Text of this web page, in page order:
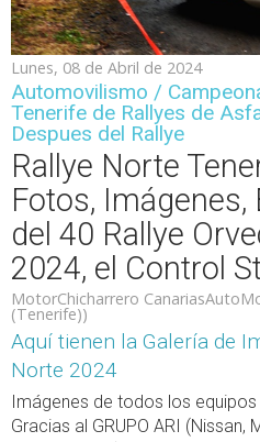
Lunes, 08 de Abril de 2024
Automovilismo /
Tenerife de Rallyes de
Despues del Rallye
Rallye Norte
Fotos, Imágenes,
del 40 Rallye
2024, el Control
MotorChicharrero
(Tenerife))
Aquí tienen la Galería de
Norte 2024
Imágenes de todos los equipos
Gracias al GRUPO ARI (Nissan,